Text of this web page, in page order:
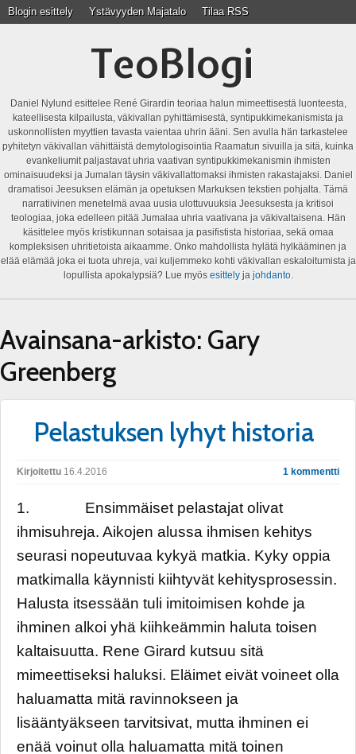
Blogin esittely Ystävyyden Majatalo Tilaa RSS
TeoBlogi
Daniel Nylund esittelee René Girardin teoriaa halun mimeettisestä luonteesta,
kateellisesta kilpailusta, väkivallan pyhittämisestä, syntipukkimekanismista ja
uskonnollisten myyttien tavasta vaientaa uhrin ääni. Sen avulla hän tarkastelee
pyhitetyn väkivallan vähittäistä demytologisointia Raamatun sivuilla ja sitä, kuinka
evankeliumit paljastavat uhria vaativan syntipukkimekanismin ihmisten
ominaisuudeksi ja Jumalan täysin väkivallattomaksi ihmisten rakastajaksi. Daniel
dramatisoi Jeesuksen elämän ja opetuksen Markuksen tekstien pohjalta. Tämä
narratiivinen menetelmä avaa uusia ulottuvuuksia Jeesuksesta ja kritisoi
teologiaa, joka edelleen pitää Jumalaa uhria vaativana ja väkivaltaisena. Hän
käsittelee myös kristikunnan sotaisaa ja pasifistista historiaa, sekä omaa
kompleksisen uhritietoista aikaamme. Onko mahdollista hylätä hylkääminen ja
elää elämää joka ei tuota uhreja, vai kuljemmeko kohti väkivallan eskaloitumista ja
lopullista apokalypsiä? Lue myös esittelyja johdanto.
Avainsana-arkisto: Gary
Greenberg
Pelastuksen lyhyt historia
Kirjoitettu 16.4.2016 1 kommentti
1. Ensimmäiset pelastajat olivat
ihmisuhreja. Aikojen alussa ihmisen kehitys
seurasi nopeutuvaa kykyä matkia. Kyky oppia
matkimalla käynnisti kiihtyvät kehitysprosessin.
Halusta itsessään tuli imitoimisen kohde ja
ihminen alkoi yhä kiihkeämmin haluta toisen
kaltaisuutta. Rene Girard kutsuu sitä
mimeettiseksi haluksi. Eläimet eivät voineet olla
haluamatta mitä ravinnokseen ja
lisääntyäkseen tarvitsivat, mutta ihminen ei
enää voinut olla haluamatta mitä toinen